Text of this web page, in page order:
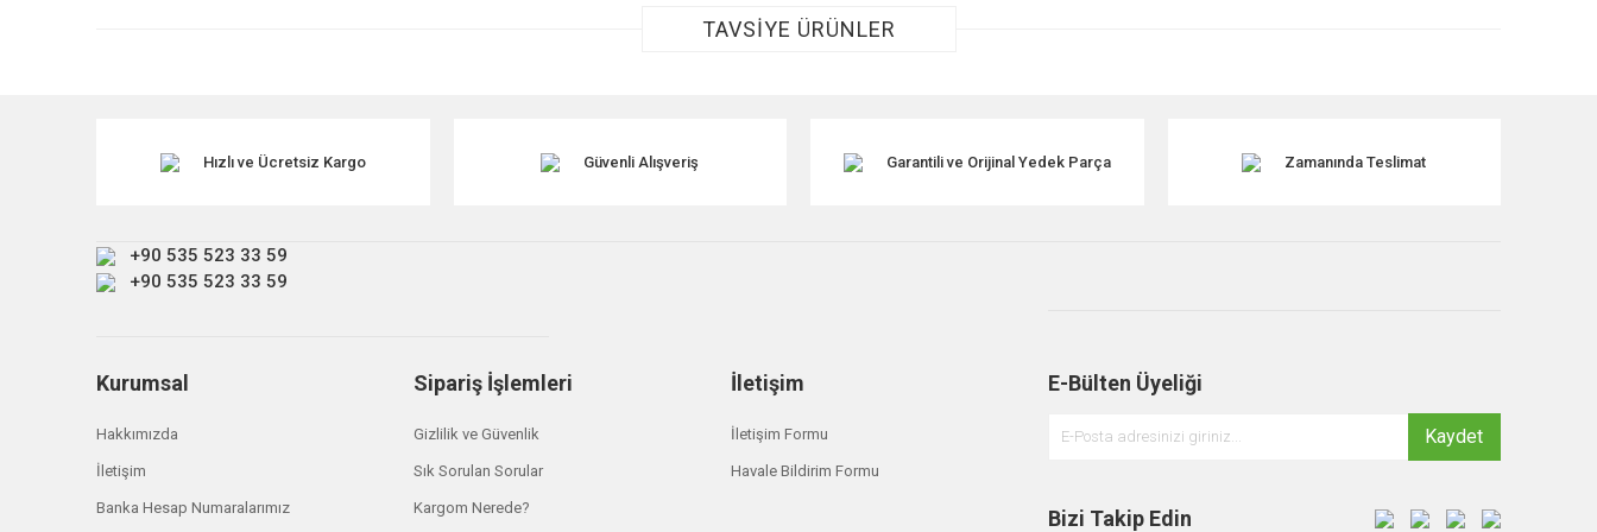
Bu ürüne benzer farklı alternatifler olmalı.
TAVSİYE ÜRÜNLER
Hızlı ve Ücretsiz Kargo Güvenli Alışveriş Garantili ve Orijinal Yedek Parça Zamanında Teslimat
+90 535 523 33 59
+90 535 523 33 59
Kurumsal
Hakkımızda
İletişim
Banka Hesap Numaralarımız
Sipariş İşlemleri
Gizlilik ve Güvenlik
Sık Sorulan Sorular
Kargom Nerede?
İletişim
İletişim Formu
Havale Bildirim Formu
E-Bülten Üyeliği
Kaydet
Bizi Takip Edin